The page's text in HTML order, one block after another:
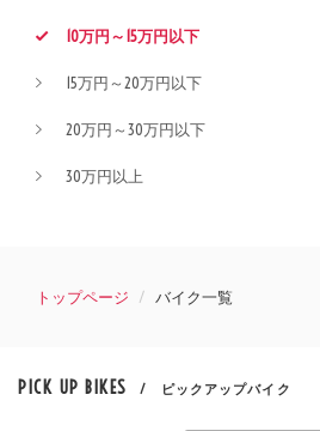
10万円～15万円以下
15万円～20万円以下
20万円～30万円以下
30万円以上
トップページ バイク一覧
PICK UP BIKES / ピックアップバイク